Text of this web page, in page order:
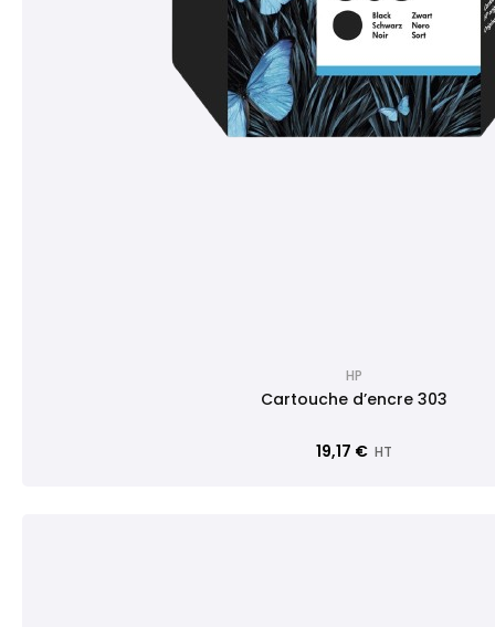
HP
Cartouche d’encre 303
19,17 € HT